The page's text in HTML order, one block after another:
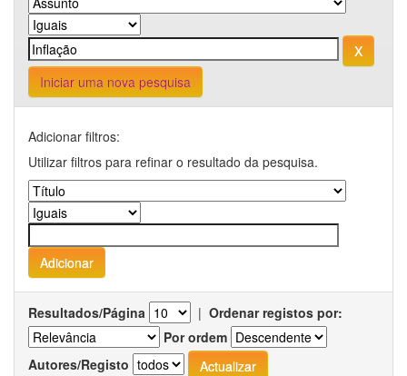
Iniciar uma nova pesquisa
Adicionar filtros:
Utilizar filtros para refinar o resultado da pesquisa.
Resultados/Página | Ordenar registos por:
Por ordem
Autores/Registo